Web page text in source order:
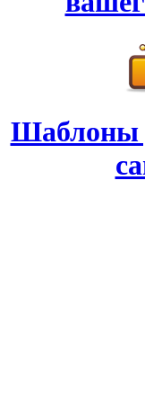
Шаблоны